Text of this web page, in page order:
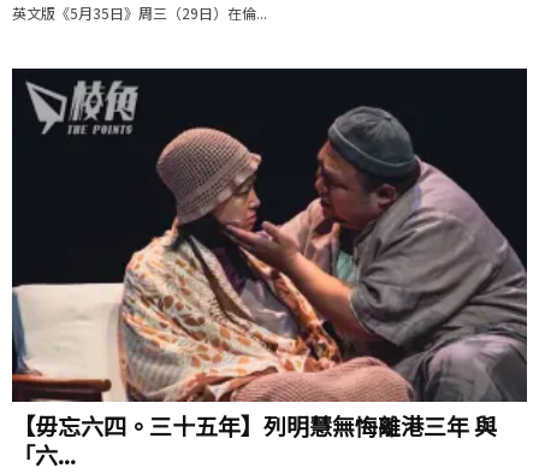
英文版《5月35日》周三（29日）在倫...
【毋忘六四。三十五年】列明慧無悔離港三年 與
「六...